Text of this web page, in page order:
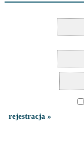
rejestracja »